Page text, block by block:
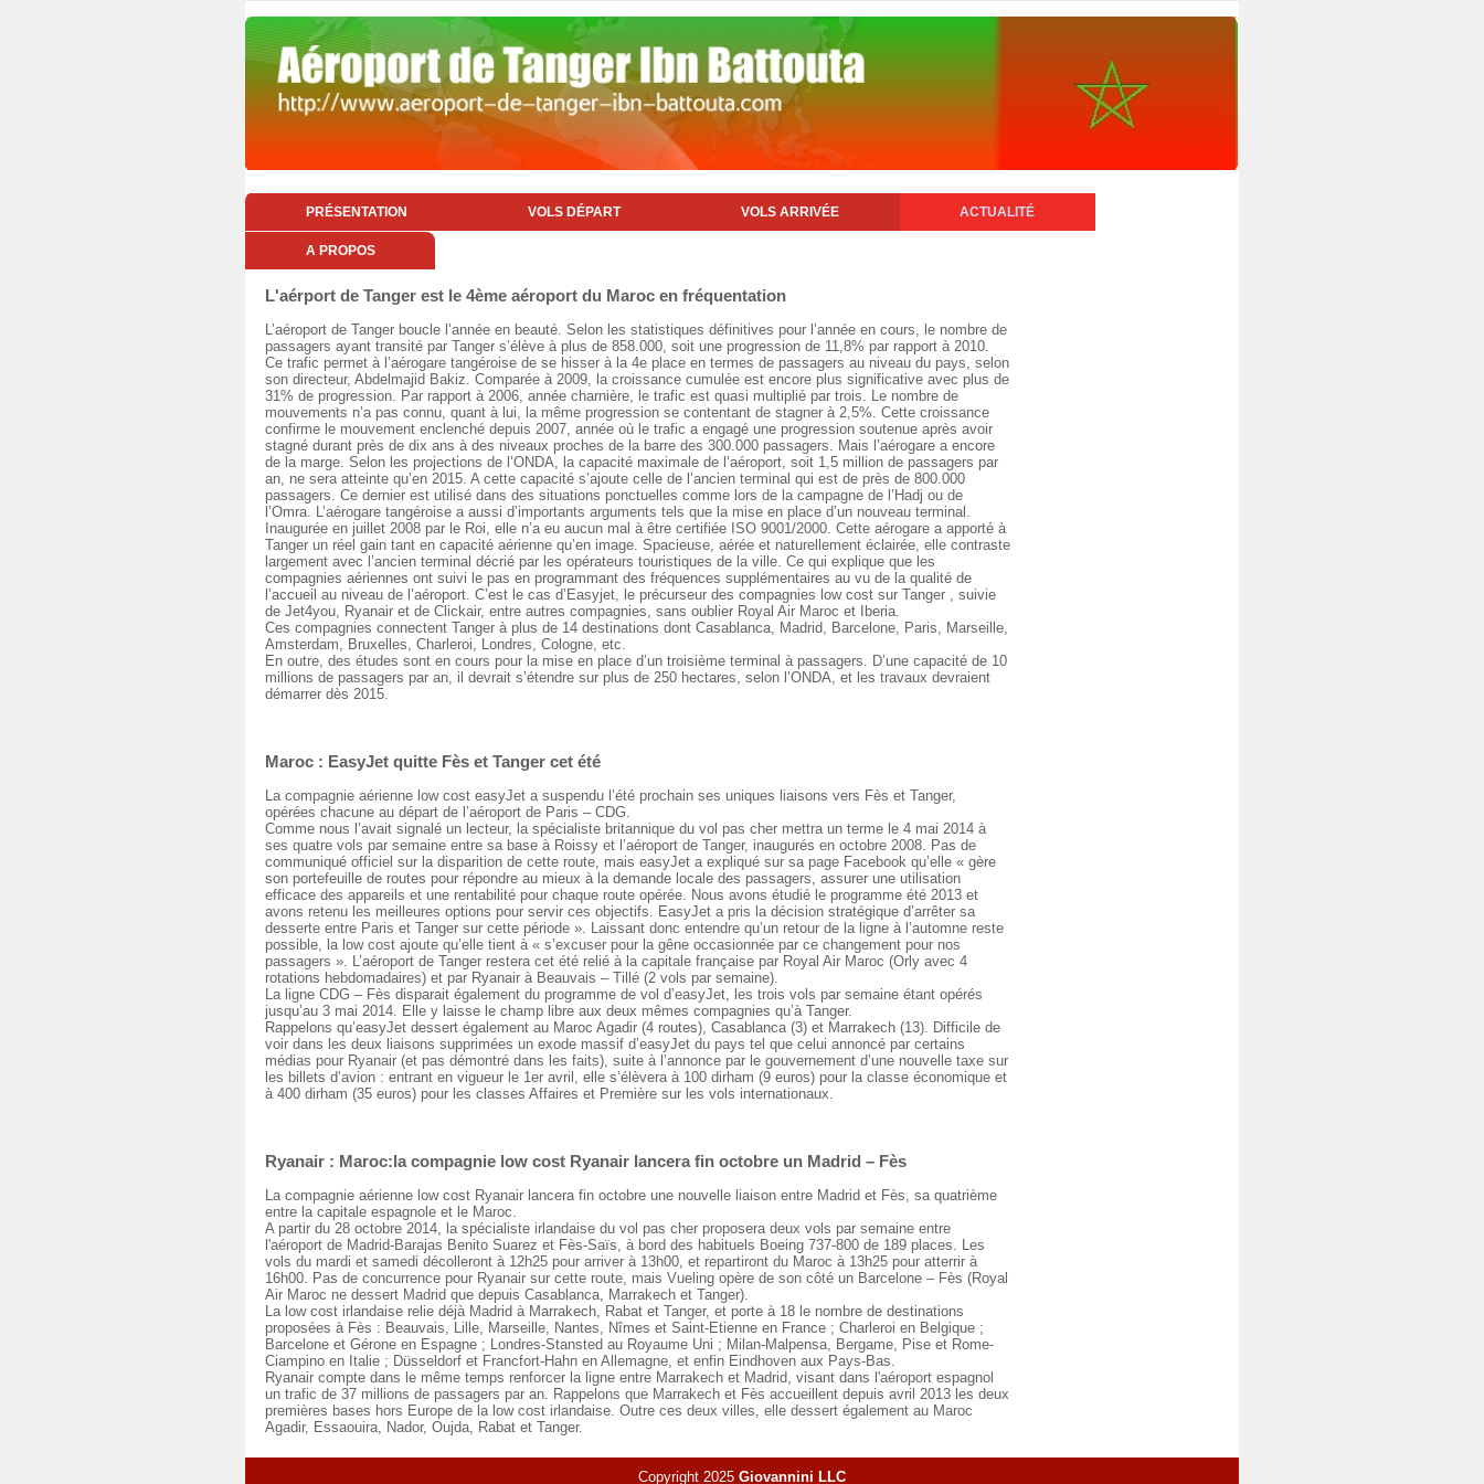
PRÉSENTATION VOLS DÉPART VOLS ARRIVÉE ACTUALITÉ
A PROPOS
L'aérport de Tanger est le 4ème aéroport du Maroc en fréquentation
L’aéroport de Tanger boucle l’année en beauté. Selon les statistiques définitives pour l’année en cours, le nombre de
passagers ayant transité par Tanger s’élève à plus de 858.000, soit une progression de 11,8% par rapport à 2010.
Ce trafic permet à l’aérogare tangéroise de se hisser à la 4e place en termes de passagers au niveau du pays, selon
son directeur, Abdelmajid Bakiz. Comparée à 2009, la croissance cumulée est encore plus significative avec plus de
31% de progression. Par rapport à 2006, année charnière, le trafic est quasi multiplié par trois. Le nombre de
mouvements n’a pas connu, quant à lui, la même progression se contentant de stagner à 2,5%. Cette croissance
confirme le mouvement enclenché depuis 2007, année où le trafic a engagé une progression soutenue après avoir
stagné durant près de dix ans à des niveaux proches de la barre des 300.000 passagers. Mais l’aérogare a encore
de la marge. Selon les projections de l’ONDA, la capacité maximale de l’aéroport, soit 1,5 million de passagers par
an, ne sera atteinte qu’en 2015. A cette capacité s’ajoute celle de l’ancien terminal qui est de près de 800.000
passagers. Ce dernier est utilisé dans des situations ponctuelles comme lors de la campagne de l’Hadj ou de
l’Omra. L’aérogare tangéroise a aussi d’importants arguments tels que la mise en place d’un nouveau terminal.
Inaugurée en juillet 2008 par le Roi, elle n’a eu aucun mal à être certifiée ISO 9001/2000. Cette aérogare a apporté à
Tanger un réel gain tant en capacité aérienne qu’en image. Spacieuse, aérée et naturellement éclairée, elle contraste
largement avec l’ancien terminal décrié par les opérateurs touristiques de la ville. Ce qui explique que les
compagnies aériennes ont suivi le pas en programmant des fréquences supplémentaires au vu de la qualité de
l’accueil au niveau de l’aéroport. C’est le cas d’Easyjet, le précurseur des compagnies low cost sur Tanger , suivie
de Jet4you, Ryanair et de Clickair, entre autres compagnies, sans oublier Royal Air Maroc et Iberia.
Ces compagnies connectent Tanger à plus de 14 destinations dont Casablanca, Madrid, Barcelone, Paris, Marseille,
Amsterdam, Bruxelles, Charleroi, Londres, Cologne, etc.
En outre, des études sont en cours pour la mise en place d’un troisième terminal à passagers. D’une capacité de 10
millions de passagers par an, il devrait s’étendre sur plus de 250 hectares, selon l’ONDA, et les travaux devraient
démarrer dès 2015.
Maroc : EasyJet quitte Fès et Tanger cet été
La compagnie aérienne low cost easyJet a suspendu l’été prochain ses uniques liaisons vers Fès et Tanger,
opérées chacune au départ de l’aéroport de Paris – CDG.
Comme nous l’avait signalé un lecteur, la spécialiste britannique du vol pas cher mettra un terme le 4 mai 2014 à
ses quatre vols par semaine entre sa base à Roissy et l’aéroport de Tanger, inaugurés en octobre 2008. Pas de
communiqué officiel sur la disparition de cette route, mais easyJet a expliqué sur sa page Facebook qu’elle « gère
son portefeuille de routes pour répondre au mieux à la demande locale des passagers, assurer une utilisation
efficace des appareils et une rentabilité pour chaque route opérée. Nous avons étudié le programme été 2013 et
avons retenu les meilleures options pour servir ces objectifs. EasyJet a pris la décision stratégique d’arrêter sa
desserte entre Paris et Tanger sur cette période ». Laissant donc entendre qu’un retour de la ligne à l’automne reste
possible, la low cost ajoute qu’elle tient à « s’excuser pour la gêne occasionnée par ce changement pour nos
passagers ». L’aéroport de Tanger restera cet été relié à la capitale française par Royal Air Maroc (Orly avec 4
rotations hebdomadaires) et par Ryanair à Beauvais – Tillé (2 vols par semaine).
La ligne CDG – Fès disparait également du programme de vol d’easyJet, les trois vols par semaine étant opérés
jusqu’au 3 mai 2014. Elle y laisse le champ libre aux deux mêmes compagnies qu’à Tanger.
Rappelons qu’easyJet dessert également au Maroc Agadir (4 routes), Casablanca (3) et Marrakech (13). Difficile de
voir dans les deux liaisons supprimées un exode massif d’easyJet du pays tel que celui annoncé par certains
médias pour Ryanair (et pas démontré dans les faits), suite à l’annonce par le gouvernement d’une nouvelle taxe sur
les billets d’avion : entrant en vigueur le 1er avril, elle s’élèvera à 100 dirham (9 euros) pour la classe économique et
à 400 dirham (35 euros) pour les classes Affaires et Première sur les vols internationaux.
Ryanair : Maroc:la compagnie low cost Ryanair lancera fin octobre un Madrid – Fès
La compagnie aérienne low cost Ryanair lancera fin octobre une nouvelle liaison entre Madrid et Fès, sa quatrième
entre la capitale espagnole et le Maroc.
A partir du 28 octobre 2014, la spécialiste irlandaise du vol pas cher proposera deux vols par semaine entre
l'aéroport de Madrid-Barajas Benito Suarez et Fès-Saïs, à bord des habituels Boeing 737-800 de 189 places. Les
vols du mardi et samedi décolleront à 12h25 pour arriver à 13h00, et repartiront du Maroc à 13h25 pour atterrir à
16h00. Pas de concurrence pour Ryanair sur cette route, mais Vueling opère de son côté un Barcelone – Fès (Royal
Air Maroc ne dessert Madrid que depuis Casablanca, Marrakech et Tanger).
La low cost irlandaise relie déjà Madrid à Marrakech, Rabat et Tanger, et porte à 18 le nombre de destinations
proposées à Fès : Beauvais, Lille, Marseille, Nantes, Nîmes et Saint-Etienne en France ; Charleroi en Belgique ;
Barcelone et Gérone en Espagne ; Londres-Stansted au Royaume Uni ; Milan-Malpensa, Bergame, Pise et Rome-
Ciampino en Italie ; Düsseldorf et Francfort-Hahn en Allemagne, et enfin Eindhoven aux Pays-Bas.
Ryanair compte dans le même temps renforcer la ligne entre Marrakech et Madrid, visant dans l'aéroport espagnol
un trafic de 37 millions de passagers par an. Rappelons que Marrakech et Fès accueillent depuis avril 2013 les deux
premières bases hors Europe de la low cost irlandaise. Outre ces deux villes, elle dessert également au Maroc
Agadir, Essaouira, Nador, Oujda, Rabat et Tanger.
Copyright 2025 Giovannini LLC